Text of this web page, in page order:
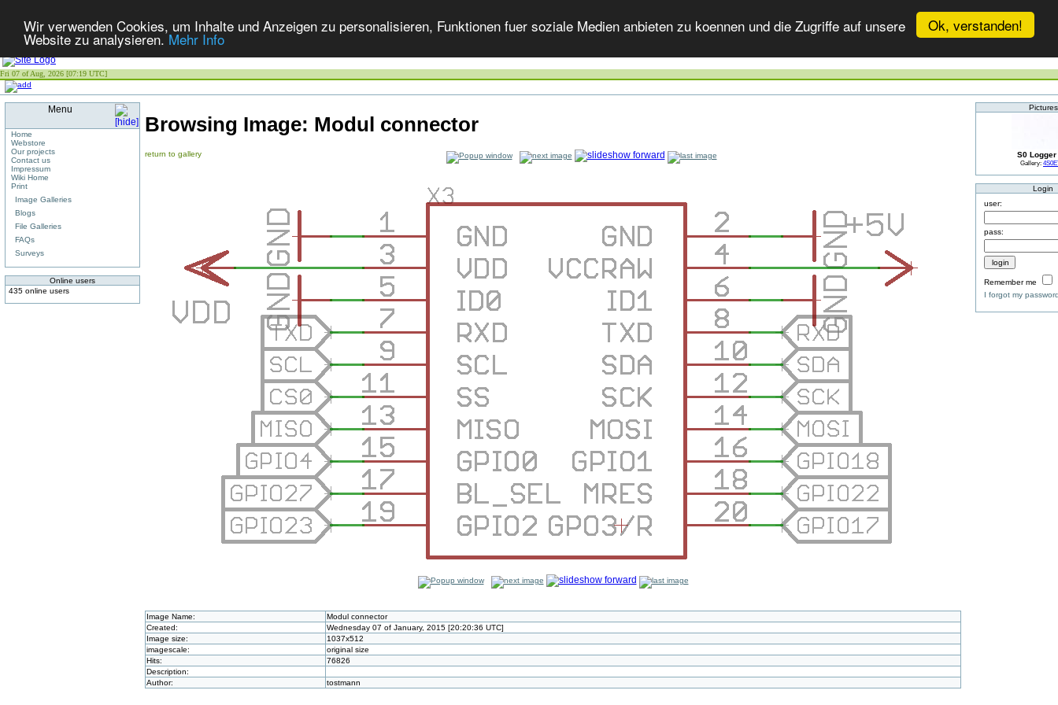
Ok, verstanden!
Wir verwenden Cookies, um Inhalte und Anzeigen zu personalisieren, Funktionen fuer soziale Medien anbieten zu koennen und die Zugriffe auf unsere
Website zu analysieren.Mehr Info
Fri 07 of Aug, 2026 [07:19 UTC]
Menu
Home
Webstore
Our projects
Contact us
Impressum
Wiki Home
Print
Image Galleries
Blogs
File Galleries
FAQs
Surveys
Online users
435 online users
Browsing Image: Modul connector
return to gallery
Image Name:
Modul connector
Created:
Wednesday 07 of January, 2015 [20:20:36 UTC]
Image size:
1037x512
imagescale:
original size
Hits:
76826
Description:
Author:
tostmann
Pictures
S0 Logger
Gallery:
Login
user:
pass:
Remember me
I forgot my